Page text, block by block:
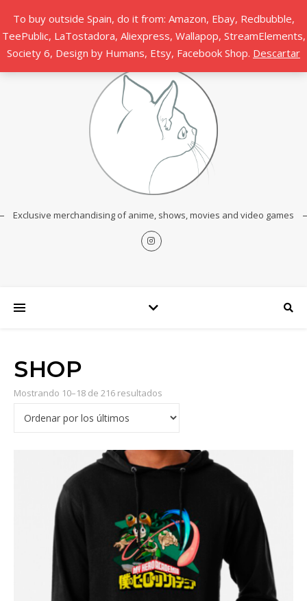
To buy outside Spain, do it from: Amazon, Ebay, Redbubble,
TeePublic, LaTostadora, Aliexpress, Wallapop, StreamElements,
Society 6, Design by Humans, Etsy, Facebook Shop. Descartar
Exclusive merchandising of anime, shows, movies and video games
SHOP
Mostrando 10–18 de 216 resultados